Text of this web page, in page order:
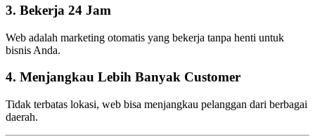
3. Bekerja 24 Jam
Web adalah marketing otomatis yang bekerja tanpa henti untuk
bisnis Anda.
4. Menjangkau Lebih Banyak Customer
Tidak terbatas lokasi, web bisa menjangkau pelanggan dari berbagai
daerah.